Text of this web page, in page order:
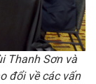
Thanh Sơn và
đổi về các vấn